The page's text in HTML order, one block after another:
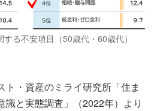
る不安項目（50歳代・60歳代）
ト・資産のミライ研究所「住ま
識と実態調査」（2022年）より